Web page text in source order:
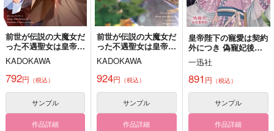
サンプル
カート
サンプル
カート
サンプル
カート
前世が伝説の大魔女だ
った不遇聖女は皇帝陛
下に溺愛されていま
す 2
KADOKAWA
792円 （税込）
サンプル
作品詳細
前世が伝説の大魔女だ
った不遇聖女は皇帝陛
下に溺愛されていま
す 3
KADOKAWA
924円 （税込）
サンプル
作品詳細
皇帝陛下の寵愛は契約
外につき 偽寵妃後宮
奮闘記 1
一迅社
891 円 （税込）
サンプル
作品詳細